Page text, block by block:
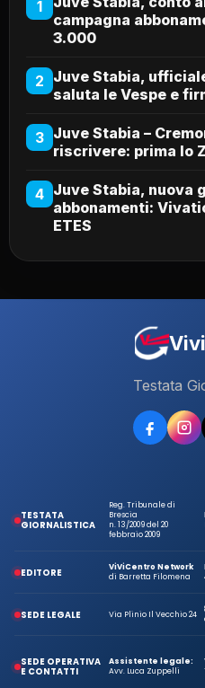
1
campagna
3.000
2 Juve Stabia,
saluta le Vespe e
3 Juve Stabia –
riscrivere: prima lo
4 Juve Stabia, nuova
abbonamenti:
ETES
Testata
TESTATA
GIORNALISTICA
Reg. Tribunale di
Brescia
n. 13/2009 del 20
febbraio 2009
EDITORE
ViViCentro Network
di Barretta Filomena
SEDE LEGALE Via Plinio Il Vecchio 24
SEDE OPERATIVA
E CONTATTI
Assistente legale:
Avv. Luca Zuppelli